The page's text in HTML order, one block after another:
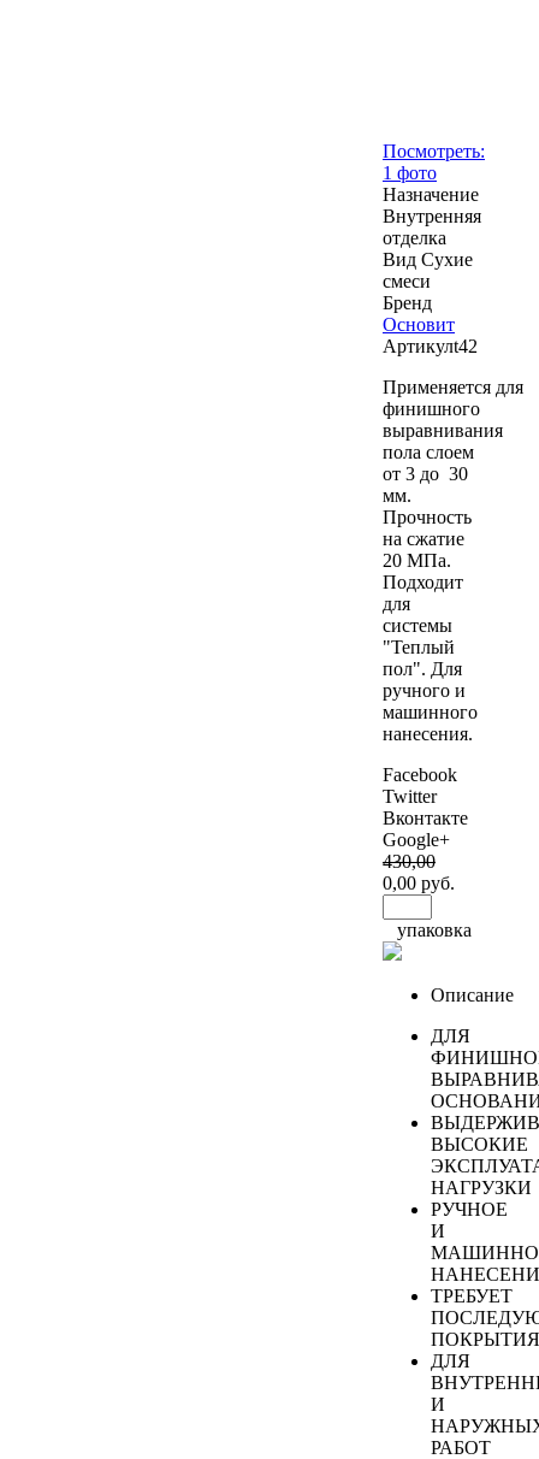
Посмотреть:
1 фото
Назначение
Внутренняя
отделка
Вид Сухие
смеси
Бренд
Основит
Артикулt42
Применяется для
финишного
выравнивания
пола слоем
от 3 до 30
мм.
Прочность
на сжатие
20 МПа.
Подходит
для
системы
"Теплый
пол". Для
ручного и
машинного
нанесения.
Facebook
Twitter
Вконтакте
Google+
430,00
0,00 руб.
упаковка
Описание
ДЛЯ
ВЫСОКИЕ
НАГРУЗКИ
РУЧНОЕ
И
ТРЕБУЕТ
ПОКРЫТИЯ
ДЛЯ
И
РАБОТ